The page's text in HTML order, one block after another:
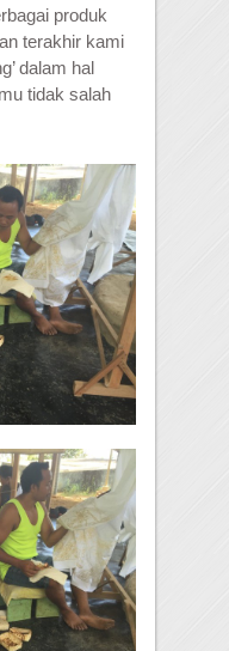
produk
terakhir kami
dalam hal
tidak salah